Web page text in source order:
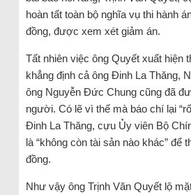
hoàn tất toàn bộ nghĩa vụ thi hành
đồng, được xem xét giảm án.
Tất nhiên việc ông Quyết xuất hiện
khẳng định cả ông Đinh La Thăng,
ông Nguyễn Đức Chung cũng đã
người. Có lẽ vì thế mà báo chí lại
Đinh La Thăng, cựu Ủy viên Bộ
là “không còn tài sản nào khác” để
đồng.
Như vậy ông Trịnh Văn Quyết lộ